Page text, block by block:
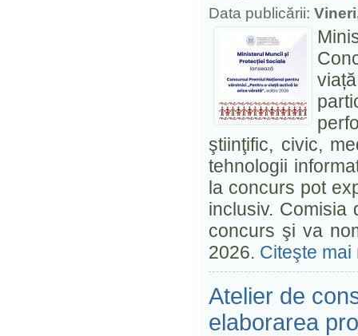
Data publicării:
ştiinţific, civic,
tehnologii
la concurs pot
inclusiv. Comisia
concurs şi va
2026. Citeşte mai
Atelier de
elaborarea